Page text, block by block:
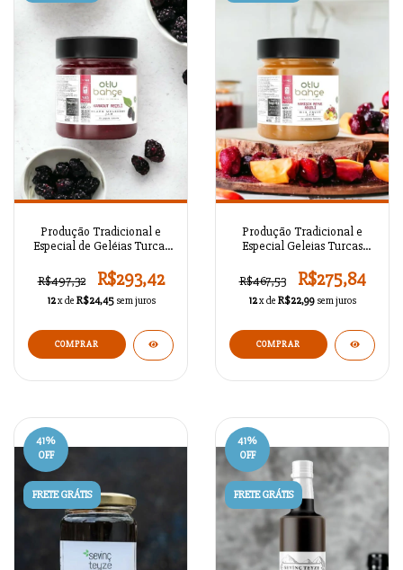
Produção Tradicional e
Especial de Geléias Turcas
R$497,32
R$293,42
12x de R$24,45 sem juros
COMPRAR
Produção Tradicional e
Especial Geleias Turcas
R$467,53
R$275,84
12x de R$22,99 sem juros
COMPRAR
41%
OFF
FRETE GRÁTIS
41%
OFF
FRETE GRÁTIS